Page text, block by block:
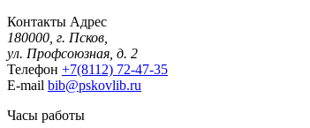
Контакты Адрес
180000, г. Псков,
ул. Профсоюзная, д. 2
Телефон +7(8112) 72-47-35
E-mail bib@pskovlib.ru
Часы работы